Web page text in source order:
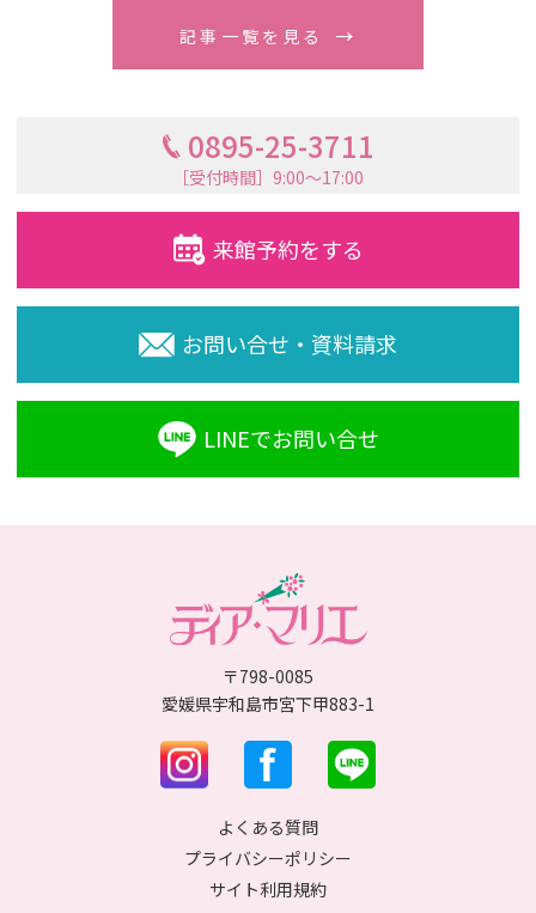
記事一覧を見る
0895-25-3711
［受付時間］9:00〜17:00
来館予約をする
お問い合せ・資料請求
LINEでお問い合せ
〒798-0085
愛媛県宇和島市宮下甲883-1
よくある質問
プライバシーポリシー
サイト利用規約